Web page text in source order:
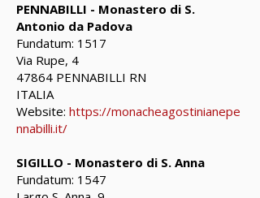
PENNABILLI - Monastero di S.
Antonio da Padova
Fundatum: 1517
Via Rupe, 4
47864 PENNABILLI RN
ITALIA
Website: https://monacheagostinianepe
nnabilli.it/
SIGILLO - Monastero di S. Anna
Fundatum: 1547